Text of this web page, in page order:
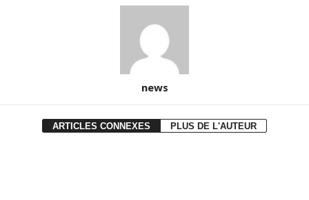
news
ARTICLES CONNEXES PLUS DE L'AUTEUR